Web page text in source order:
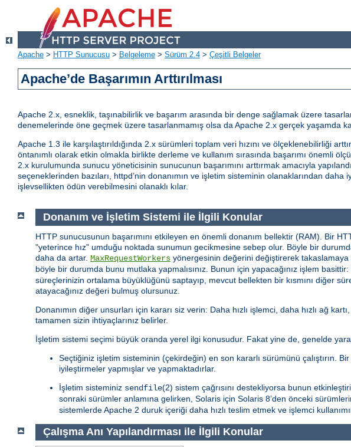
Apache > HTTP Sunucusu > Belgeleme > Sürüm 2.4 > Çeşitli Belgeler
Apache’de Başarımın Arttırılması
Apache 2.x, esneklik, taşınabilirlik ve başarım arasında bir denge sağlamak üzere
denemelerinde öne geçmek üzere tasarlanmamış olsa da Apache 2.x gerçek yaşamda
Apache 1.3 ile karşılaştırıldığında 2.x sürümleri toplam veri hızını ve ölçeklenebilirliği
öntanımlı olarak etkin olmakla birlikte derleme ve kullanım sırasında başarımı önemli
2.x kurulumunda sunucu yöneticisinin sunucunun başarımını arttırmak amacıyla
seçeneklerinden bazıları, httpd’nin donanımın ve işletim sisteminin olanaklarından
işlevsellikten ödün verebilmesini olanaklı kılar.
Donanım ve İşletim Sistemi ile İlgili Konular
HTTP sunucusunun başarımını etkileyen en önemli donanım bellektir (RAM). Bir
"yeterince hız" umduğu noktada sunumun gecikmesine sebep olur. Böyle bir
daha da artar. MaxRequestWorkers yönergesinin değerini değiştirerek
böyle bir durumda bunu mutlaka yapmalısınız. Bunun için yapacağınız işlem basittir:
süreçlerinizin ortalama büyüklüğünü saptayıp, mevcut bellekten bir kısmını diğer
atayacağınız değeri bulmuş olursunuz.
Donanımın diğer unsurları için kararı siz verin: Daha hızlı işlemci, daha hızlı ağ
tamamen sizin ihtiyaçlarınız belirler.
İşletim sistemi seçimi büyük oranda yerel ilgi konusudur. Fakat yine de, genelde
Seçtiğiniz işletim sisteminin (çekirdeğin) en son kararlı sürümünü çalıştırın.
iyileştirmeler yapmışlar ve yapmaktadırlar.
İşletim sisteminiz sendfile(2) sistem çağrısını destekliyorsa bunun
sonraki sürümler anlamına gelirken, Solaris için Solaris 8’den önceki
sistemlerde Apache 2 duruk içeriği daha hızlı teslim etmek ve işlemci
Çalışma Anı Yapılandırması ile İlgili Konular